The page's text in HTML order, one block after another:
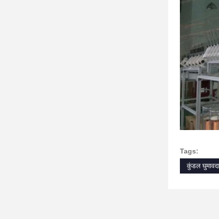
Tags:
कुंडल